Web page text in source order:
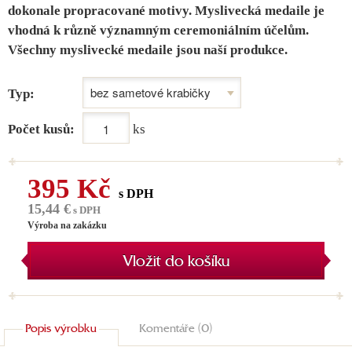
dokonale propracované motivy. Myslivecká medaile je
vhodná k různě významným ceremoniálním účelům.
Všechny myslivecké medaile jsou naší produkce.
Typ:
Počet kusů: ks
395 Kč s DPH
15,44 € s DPH
Výroba na zakázku
Vložit do košíku
Popis výrobku Komentáře (0)